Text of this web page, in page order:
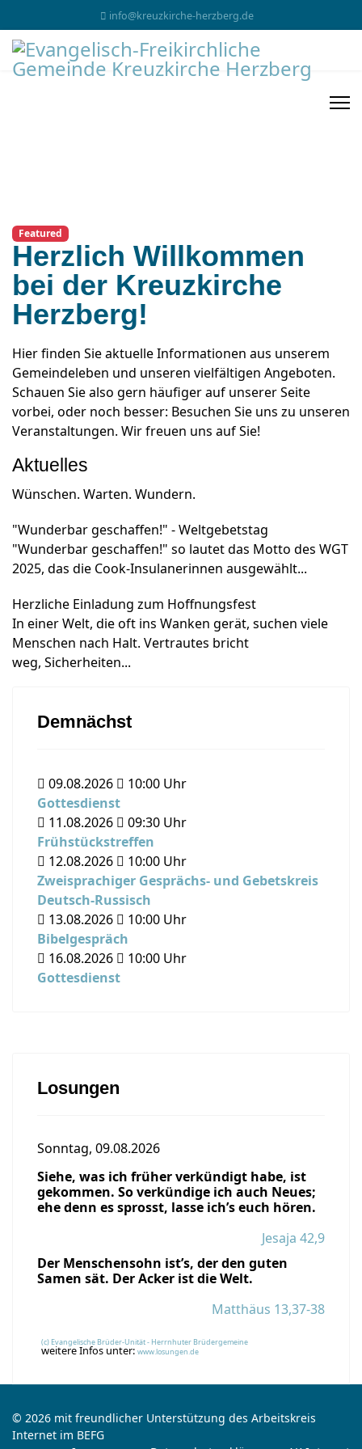
info@kreuzkirche-herzberg.de
Featured
Herzlich Willkommen
bei der Kreuzkirche
Herzberg!
Hier finden Sie aktuelle Informationen aus unserem
Gemeindeleben und unseren vielfältigen Angeboten.
Schauen Sie also gern häufiger auf unserer Seite
vorbei, oder noch besser: Besuchen Sie uns zu unseren
Veranstaltungen. Wir freuen uns auf Sie!
Aktuelles
Wünschen. Warten. Wundern.
"Wunderbar geschaffen!" - Weltgebetstag
"Wunderbar geschaffen!" so lautet das Motto des WGT
2025, das die Cook-Insulanerinnen ausgewählt...
Herzliche Einladung zum Hoffnungsfest
In einer Welt, die oft ins Wanken gerät, suchen viele
Menschen nach Halt. Vertrautes bricht
weg, Sicherheiten...
Demnächst
09.08.2026 10:00 Uhr
Gottesdienst
11.08.2026
09:30 Uhr
Frühstückstreffen
12.08.2026
10:00 Uhr
Zweisprachiger Gesprächs- und Gebetskreis
Deutsch-Russisch
13.08.2026
10:00 Uhr
Bibelgespräch
16.08.2026
10:00 Uhr
Gottesdienst
Losungen
Sonntag, 09.08.2026
Siehe, was ich früher verkündigt habe, ist
gekommen. So verkündige ich auch Neues;
ehe denn es sprosst, lasse ich’s euch hören.
Jesaja 42,9
Der Menschensohn ist’s, der den guten
Samen sät. Der Acker ist die Welt.
Matthäus 13,37-38
(c) Evangelische Brüder-Unität - Herrnhuter Brüdergemeine
weitere Infos unter: www.losungen.de
© 2026 mit freundlicher Unterstützung des Arbeitskreis
Internet im BEFG